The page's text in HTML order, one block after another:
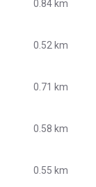
0.84 km
0.52 km
0.71 km
0.58 km
0.55 km